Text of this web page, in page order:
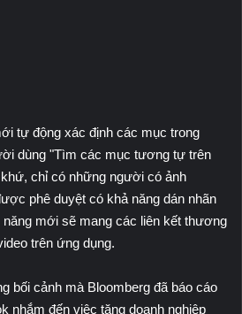
tự động xác định các mục trong
dùng "Tìm các mục tương tự trên
chỉ có những người có ảnh
phê duyệt có khả năng dán nhãn
mới sẽ mang các liên kết thương
trên ứng dụng.
bối cảnh mà Bloomberg đã báo cáo
nhắm đến việc tăng doanh nghiệp